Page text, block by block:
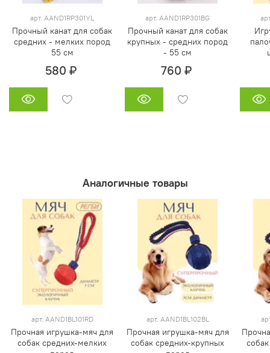
арт. AAND1RP301YL
Прочный канат для собак
средних - мелких пород
55 см
580 ₽
арт. AAND1RP301BG
Прочный канат для собак
крупных - средних пород
- 55 см
760 ₽
Аналогичные товары
арт. AAND1BL101RD
Прочная игрушка-мяч для
собак средних-мелких
арт. AAND1BL102BL
Прочная игрушка-мяч для
собак средних-крупных